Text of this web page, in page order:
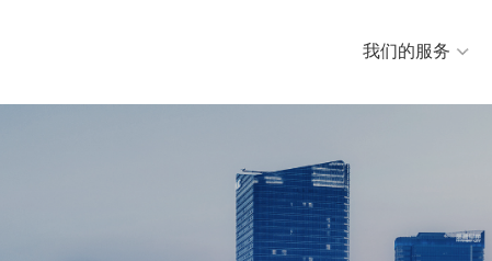
我们的服务